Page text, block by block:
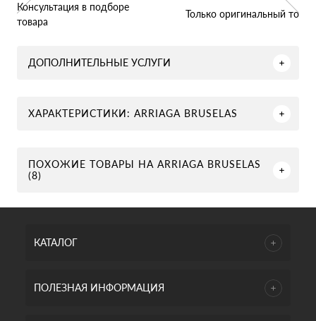
Консультация в подборе
товара
Только оригинальный товар
ДОПОЛНИТЕЛЬНЫЕ УСЛУГИ
ХАРАКТЕРИСТИКИ: ARRIAGA BRUSELAS
ПОХОЖИЕ ТОВАРЫ НА ARRIAGA BRUSELAS
(8)
КАТАЛОГ
ПОЛЕЗНАЯ ИНФОРМАЦИЯ